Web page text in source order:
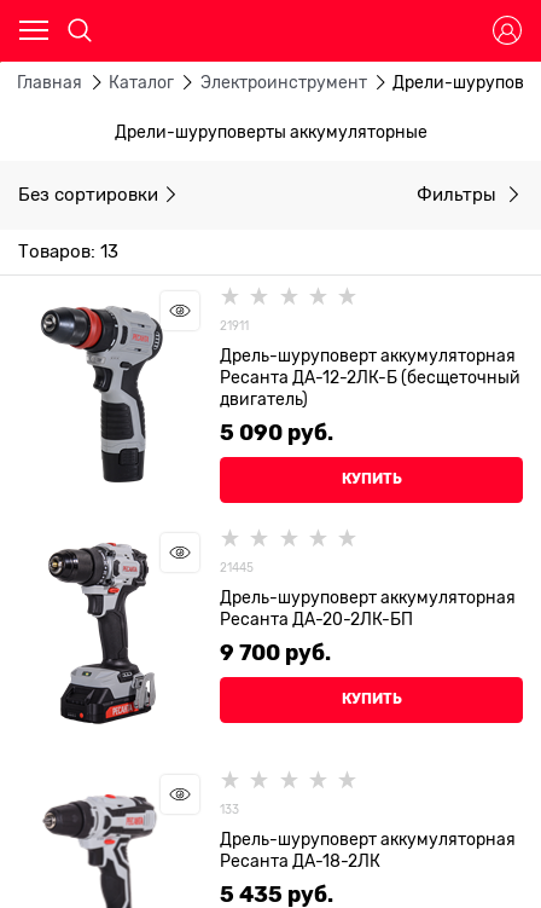
Главная Каталог Электроинструмент Дрели-
Дрели-шуруповерты аккумуляторные
Без сортировки Фильтры
Товаров: 13
21911
Дрель-шуруповерт аккумуляторная
Ресанта ДА-12-2ЛК-Б (бесщеточный
двигатель)
5 090 руб.
КУПИТЬ
21445
Дрель-шуруповерт аккумуляторная
Ресанта ДА-20-2ЛК-БП
9 700 руб.
КУПИТЬ
133
Дрель-шуруповерт аккумуляторная
Ресанта ДА-18-2ЛК
5 435 руб.